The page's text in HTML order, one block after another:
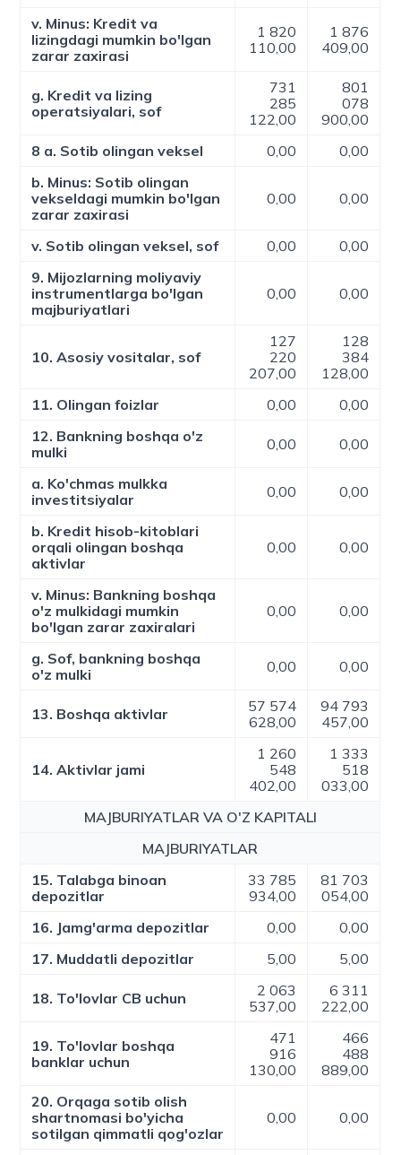
v. Minus: Kredit va
lizingdagi mumkin bo'lgan
zarar zaxirasi
1 820
110,00
1 876
409,00
g. Kredit va lizing
operatsiyalari, sof
731
285
122,00
801
078
900,00
8 a. Sotib olingan veksel
0,00
0,00
b. Minus: Sotib olingan
vekseldagi mumkin bo'lgan
zarar zaxirasi
0,00 0,00
v. Sotib olingan veksel, sof 0,00
0,00
9. Mijozlarning moliyaviy
instrumentlarga bo'lgan
majburiyatlari
0,00 0,00
10. Asosiy vositalar, sof
127
220
207,00
128
384
128,00
11. Olingan foizlar
0,00
0,00
12. Bankning boshqa o'z
mulki
0,00 0,00
a. Ko'chmas mulkka
investitsiyalar
0,00 0,00
b. Kredit hisob-kitoblari
orqali olingan boshqa
aktivlar
0,00 0,00
v. Minus: Bankning boshqa
o'z mulkidagi mumkin
bo'lgan zarar zaxiralari
0,00 0,00
g. Sof, bankning boshqa
o'z mulki
0,00 0,00
13. Boshqa aktivlar
57 574
628,00
94 793
457,00
14. Aktivlar jami
1 260
548
402,00
1 333
518
033,00
MAJBURIYATLAR VA O'Z KAPITALI
MAJBURIYATLAR
15. Talabga binoan
depozitlar
33 785
934,00
81 703
054,00
16. Jamg'arma depozitlar
0,00
0,00
17. Muddatli depozitlar
5,00 5,00
18. To'lovlar CB uchun
2 063
537,00
6 311
222,00
19. To'lovlar boshqa
banklar uchun
471
916
130,00
466
488
889,00
20. Orqaga sotib olish
shartnomasi bo'yicha
sotilgan qimmatli qog'ozlar
0,00 0,00